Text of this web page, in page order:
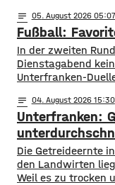
zehn Prozent des
Deutschen
Monat etwa 65
im Bereich
notes 05. August 2026 05:07
Fußball:
In der zweiten
Dienstagabend
Unterfranken-
Kickers setzte sich
Abtswind durch.
und Aubstadt
Schweinfurt konnte
notes 04. August 2026 15:30
Unterfranken:
​​Die Getreideernte
den Landwirten
Weil es zu trocken